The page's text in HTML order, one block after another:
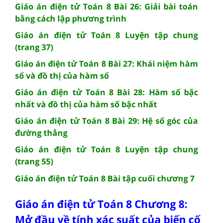
Giáo án điện tử Toán 8 Bài 26: Giải bài toán
bằng cách lập phương trình
Giáo án điện tử Toán 8 Luyện tập chung
(trang 37)
Giáo án điện tử Toán 8 Bài 27: Khái niệm hàm
số và đồ thị của hàm số
Giáo án điện tử Toán 8 Bài 28: Hàm số bậc
nhất và đồ thị của hàm số bậc nhất
Giáo án điện tử Toán 8 Bài 29: Hệ số góc của
đường thẳng
Giáo án điện tử Toán 8 Luyện tập chung
(trang 55)
Giáo án điện tử Toán 8 Bài tập cuối chương 7
Giáo án điện tử Toán 8 Chương 8:
Mở đầu về tính xác suất của biến cố